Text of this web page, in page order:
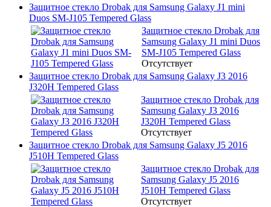
Защитное стекло Drobak для Samsung Galaxy J1 mini
Duos SM-J105 Tempered Glass
Защитное стекло Drobak для
Samsung Galaxy J1 mini Duos
SM-J105 Tempered Glass
Отсутствует
Защитное стекло Drobak для Samsung Galaxy J3 2016
J320H Tempered Glass
Защитное стекло Drobak для
Samsung Galaxy J3 2016
J320H Tempered Glass
Отсутствует
Защитное стекло Drobak для Samsung Galaxy J5 2016
J510H Tempered Glass
Защитное стекло Drobak для
Samsung Galaxy J5 2016
J510H Tempered Glass
Отсутствует